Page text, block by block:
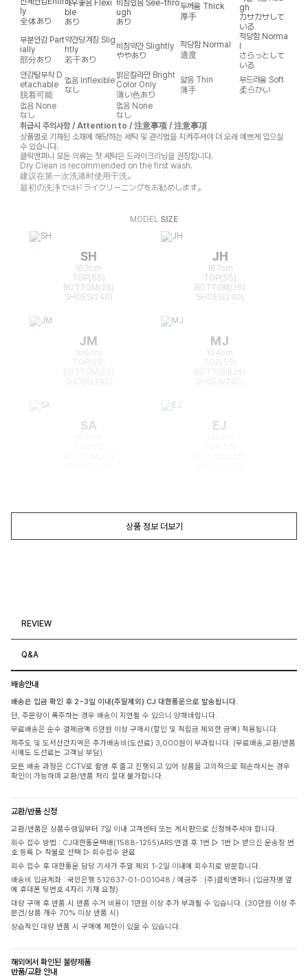
ly
全体あり
매우좋음 Flexi
ble
あり
비침있음 See-thro
ugh
あり
두꺼움 Thick
厚手
gh
カサカサして
いる
부분안감 Part
ially
部分あり
약간당겨짐 Slig
htly
若干あり
비침약간 Slightly
ややあり
적당함 Normal
適度
적당함 Norma
l
さらっとして
いる
안감탈부착 D
etachable
脱着可能
없음 Inflexible
なし
밝은칼라만 Bright
Color Only
薄い色あり
얇음 Thin
薄手
부드러움 Soft
柔らかい
없음 None
なし
없음 None
なし
취급시 주의사항 / Attention to / 注意事项 / 注意事項
상품별로 기재된 소재에 해당하는 세탁 및 관리법을 지켜주셔야 더 오래 예쁘게 입으실
수 있습니다.
클릭앤퍼니 모든 의류는 첫 세탁은 드라이크리닝을 권장합니다.
Dry Clean is recommended on the first wash.
建议在第一次洗涤时使用干洗。
最初の洗浄ではドライクリーニングをお勧めします。
MODEL SIZE
SH
163cm
TOP(55)
BOTTOM(26)
SHOES(240)
JH
167cm
TOP(55)
BOTTOM(26)
SHOES(240)
JM
166cm
TOP(55)
BOTTOM(25)
MJ
164cm
TOP(55)
BOTTOM(26)
SA EJ
상품 정보 더보기
REVIEW
Q&A
배송안내
배송은 입금 확인 후 2~3일 이내(주말제외) CJ 대한통운으로 발송됩니다.
단, 주문량이 폭주하는 경우 배송이 지연될 수 있으니 양해바랍니다.
무료배송은 순수 결제금액 6만원 이상 구매시(할인 및 적립금 제외한 금액) 적용됩니다.
제주도 및 도서산간지역은 추가배송비(도선료) 3,000원이 부과됩니다. (무료배송,교환/반품
시에도 도선료는 고객님 부담)
모든 배송 과정은 CCTV로 촬영 후 출고 진행되고 있어 상품을 고의적으로 훼손하시는 경우
확인이 가능하며 교환/반품 처리 절대 불가합니다.
교환/반품 신청
교환/반품은 상품수령일부터 7일 이내 고객센터 또는 게시판으로 신청해주셔야 합니다.
회수 접수 방법 : CJ대한통운택배(1588-1255)ARS 연결 후 1번 ▷ 1번 ▷ 받으신 운송장 번
호 등록 ▷ 착불로 선택 ▷ 회수접수 완료
회수 접수 후 대한통운 담당 기사가 주말 제외 1-2일 이내에 회수지로 방문합니다.
배송비 입금계좌 : 국민은행 512637-01-001048 / 예금주 : (주)클릭앤퍼니 (입금자명 옆
에 휴대폰 뒷번호 4자리 기재 요청)
대량 구매 후 반품 시 반품 수거 비용이 1만원 이상 추가 부과될 수 있습니다. (30만원 이상 주
문건/상품 개수 70% 이상 반품 시)
상습적인 대량 반품 시 구매에 제한이 있을 수 있습니다.
해외에서 확인된 불량제품
반품/교환 안내